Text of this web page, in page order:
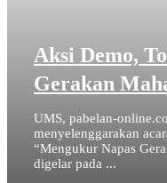
Aksi Demo,
Gerakan
UMS, pabelan-
menyelenggarakan
“Mengukur Napas
digelar pada ...